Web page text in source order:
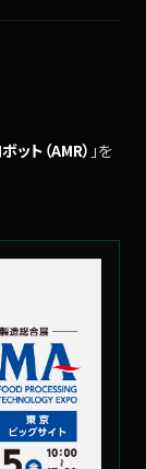
ット（AMR） 」を